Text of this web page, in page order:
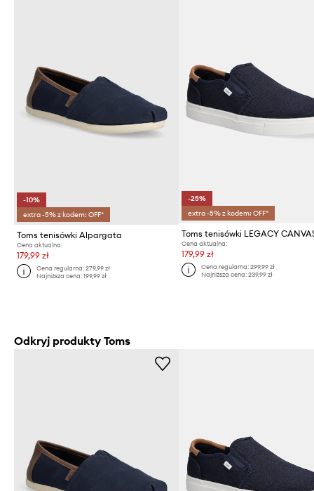
-10%
extra -5% z kodem: OFF*
Toms tenisówki Alpargata
Cena aktualna:
179,99 zł
Cena regularna:279,99 zł
Najniższa cena:199,99 zł
-25%
extra -5% z kodem: OFF*
Toms tenisówki LEGACY
Cena aktualna:
179,99 zł
Cena regularna: 299,99 zł
Najniższa cena: 239,99 zł
Odkryj produkty Toms